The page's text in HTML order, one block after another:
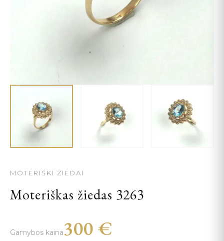
MOTERIŠKI ŽIEDAI
Moteriškas žiedas 3263
Gamybos kaina300 €